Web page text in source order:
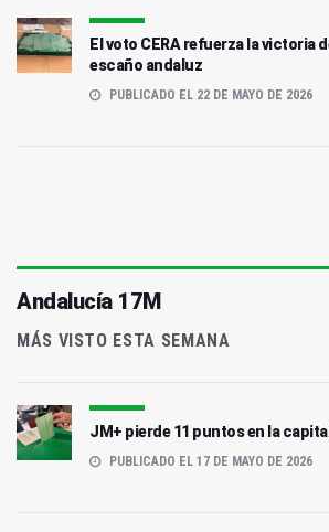
El voto CERA refuerza la victoria
escaño andaluz
PUBLICADO EL 22 DE MAYO DE 2026
Andalucía 17M
MÁS VISTO ESTA SEMANA
JM+ pierde 11 puntos en la
PUBLICADO EL 17 DE MAYO DE 2026